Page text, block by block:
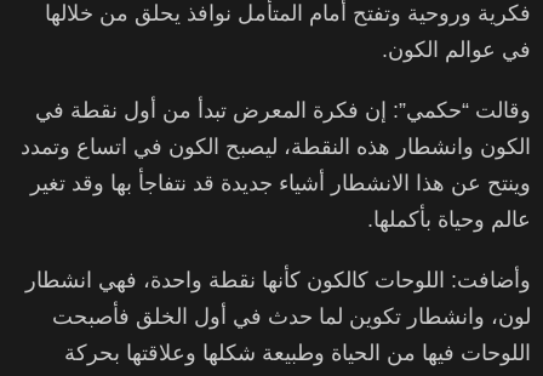
فكرية وروحية وتفتح أمام المتأمل نوافذ يحلق من خلالها
في عوالم الكون.
‏وقالت “حكمي”: إن فكرة المعرض تبدأ من أول نقطة في
الكون وانشطار هذه النقطة، ليصبح الكون في اتساع وتمدد
وينتح عن هذا الانشطار أشياء جديدة قد نتفاجأ بها وقد تغير
عالم وحياة بأكملها.
وأضافت: اللوحات كالكون كأنها نقطة واحدة، فهي انشطار
لون، وانشطار تكوين لما حدث في أول الخلق فأصبحت
اللوحات فيها من الحياة وطبيعة شكلها وعلاقتها بحركة